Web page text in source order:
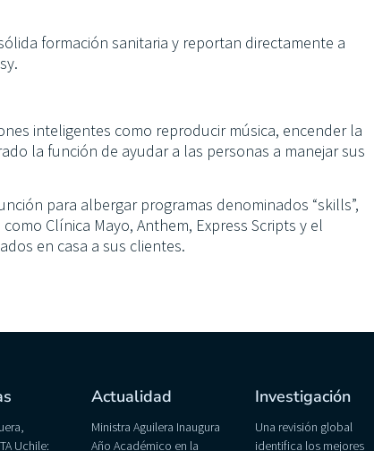
formación sanitaria y reportan directamente a
inteligentes como reproducir música, encender la
la función de ayudar a las personas a manejar sus
para albergar programas denominados “skills”,
Clínica Mayo, Anthem, Express Scripts y el
en casa a sus clientes.
Uchile:
Actualidad
Ministra Aguilera Inaugura
Año Académico en la
Investigación
Una revisión global
identifica los mejores